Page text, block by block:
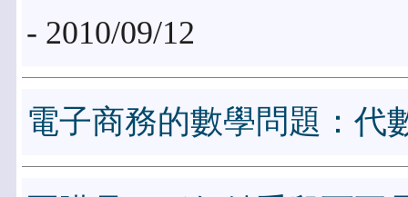
- 2010/09/12
電子商務的數學問題：代